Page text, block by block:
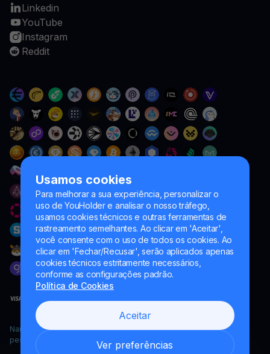
Usamos cookies
Para melhorar a sua experiência, personalizar o
uso de YouHolder e analisar o nosso tráfego,
usamos cookies técnicos e outras ferramentas de
rastreamento semelhantes. Ao clicar em 'Aceitar',
você consente com o uso de todos os cookies. Ao
clicar em 'Fechar/Recusar', serão aplicados apenas
cookies técnicos estritamente necessários,
conforme as configurações padrão.
Política de Cookies
Aceitar
Ver preferências
Linkedin
YouTube
Instagram
Reddit
Naumard LTD. – apenas para fins de desenvolvimento de TI,
pesquisa e marketing